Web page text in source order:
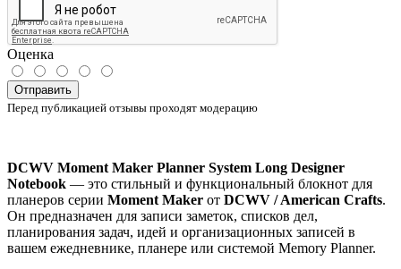
Оценка
Отправить
Перед публикацией отзывы проходят модерацию
DCWV Moment Maker Planner System Long Designer
Notebook — это стильный и функциональный блокнот для
планеров серии Moment Maker от DCWV / American Crafts.
Он предназначен для записи заметок, списков дел,
планирования задач, идей и организационных записей в
вашем ежедневнике, планере или системой Memory Planner.